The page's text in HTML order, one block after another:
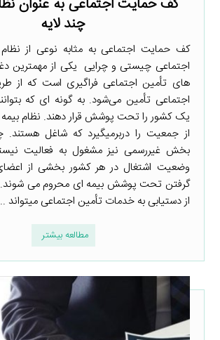
کف حمایت اجتماعی به عنوان
چند لایه
کف حمایت اجتماعی به مثابه نوعی از نظام
های تأمین اجتماعی فراگیری است که از
اجتماعی تأمین می‌شود. به گونه ­ای که
یک کشور را تحت پوشش قرار دهند. نظام
از جمعیت را دربرمی­گیرد که شاغل هستند.
بخش غیررسمی نیز مشغول به فعالیت
وضعیت اشتغال در هر کشور بخشی از اعضای
گرفتن تحت پوشش بیمه ­ای محروم می­ شوند.
از دست­یابی به خدمات تأمین اجتماعی می­تواند
مطالعه بیشتر